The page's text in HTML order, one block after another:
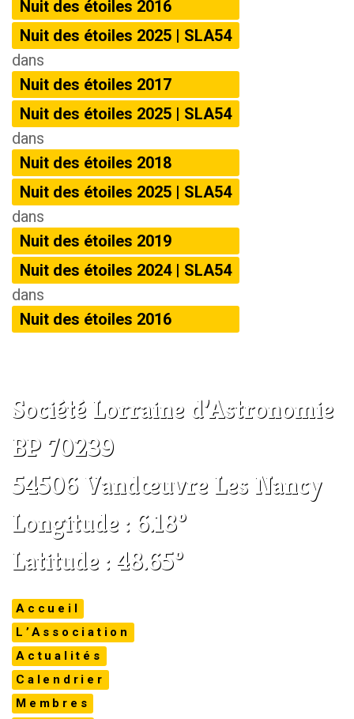
Nuit des étoiles 2016
Nuit des étoiles 2025 | SLA54
dans
Nuit des étoiles 2017
Nuit des étoiles 2025 | SLA54
dans
Nuit des étoiles 2018
Nuit des étoiles 2025 | SLA54
dans
Nuit des étoiles 2019
Nuit des étoiles 2024 | SLA54
dans
Nuit des étoiles 2016
Société Lorraine d’Astronomie
BP 70239
54506 Vandœuvre Les Nancy
Longitude : 6.18°
Latitude : 48.65°
Accueil
L’Association
Actualités
Calendrier
Membres